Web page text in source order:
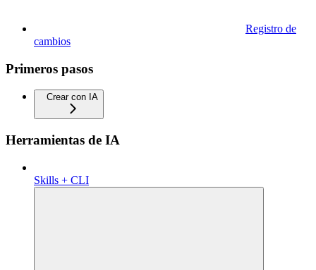
Registro de
cambios
Primeros pasos
Crear con IA
Herramientas de IA
Skills + CLI